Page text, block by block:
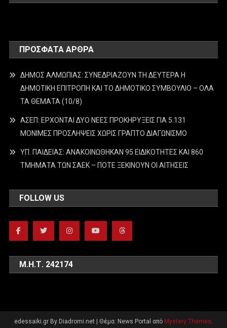
ΠΡΌΣΦΑΤΑ ΆΡΘΡΑ
ΔΗΜΟΣ ΑΛΜΩΠΙΑΣ: ΣΥΝΕΔΡΙΑΖΟΥΝ ΤΗ ΔΕΥΤΕΡΑ H
ΔΗΜΟΤΙΚΗ ΕΠΙΤΡΟΠΗ ΚΑΙ ΤΟ ΔΗΜΟΤΙΚΟ ΣΥΜΒΟΥΛΙΟ – ΟΛΑ
ΤΑ ΘΕΜΑΤΑ (10/8)
ΑΣΕΠ: ΕΡΧΟΝΤΑΙ ΔΥΟ ΝΕΕΣ ΠΡΟΚΗΡΥΞΕΙΣ ΓΙΑ 5.131
ΜΟΝΙΜΕΣ ΠΡΟΣΛΗΨΕΙΣ ΧΩΡΙΣ ΓΡΑΠΤΟ ΔΙΑΓΩΝΙΣΜΟ
ΥΠ. ΠΑΙΔΕΙΑΣ: ΑΝΑΚΟΙΝΩΘΗΚΑΝ 95 ΕΙΔΙΚΟΤΗΤΕΣ ΚΑΙ 860
ΤΜΗΜΑΤΑ ΤΩΝ ΣΑΕΚ – ΠΟΤΕ ΞΕΚΙΝΟΥΝ ΟΙ ΑΙΤΗΣΕΙΣ
FOLLOW US
Μ.Η.Τ. 242174
edessaiki.gr By Diadromi.net Θέμα: News Portal από Mystery Themes.